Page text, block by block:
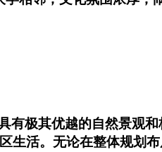
极其优越的自然景观
活。无论在整体规划